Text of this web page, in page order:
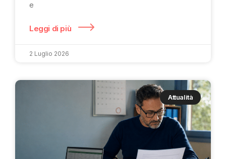
e
Leggi di più
2 Luglio 2026
Attualità